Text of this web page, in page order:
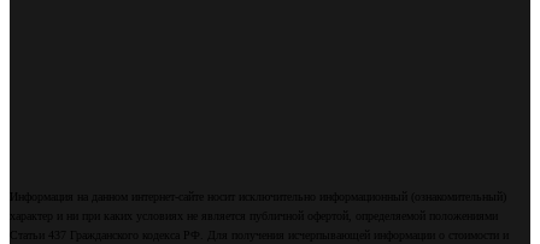
Информация на данном интернет-сайте носит исключительно информационный (ознакомительный)
характер и ни при каких условиях не является публичной офертой, определяемой положениями
Статьи 437 Гражданского кодекса РФ. Для получения исчерпывающей информации о стоимости и